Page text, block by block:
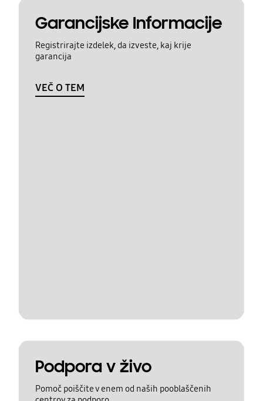
Garancijske Informacije
Registrirajte izdelek, da izveste, kaj krije
garancija
VEČ O TEM
Podpora v živo
Pomoč poiščite v enem od naših pooblaščenih